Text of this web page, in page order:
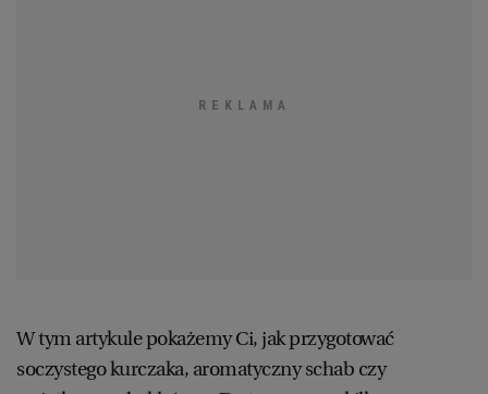
SOST, DIPY I INNE DODATKI
KUCHNIA INDYJSKA
GORZÓW WIELKOPOLSKI
KOSZALIN
TYLKO ZDROWIE
JUTRONAUCI
TOK FM
W tym artykule pokażemy Ci, jak przygotować
soczystego kurczaka, aromatyczny schab czy